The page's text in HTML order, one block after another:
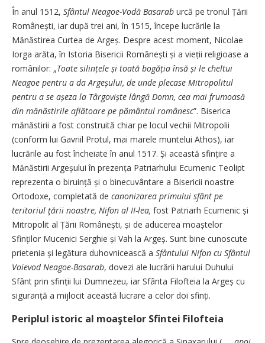
În anul 1512, Sfântul Nea­goe-Vodă Basarab urcă pe tronul Țării
Românești, iar după trei ani, în 1515, începe lucrările la
Mănăstirea Curtea de Argeș. Despre acest moment, Nicolae
Iorga arăta, în Istoria Bisericii Românești și a vieții religioase a
românilor: „Toate silințele și toată bogăția însă și le cheltui
Neagoe pentru a da Argeșului, de unde plecase Mitropolitul
pentru a se așeza la Târgoviște lângă Domn, cea mai frumoasă
din mănăstirile aflătoare pe pământul românesc”. Biserica
mănăstirii a fost construită chiar pe locul vechii Mitropolii
(conform lui Gavriil Protul, mai marele muntelui Athos), iar
lucrările au fost încheiate în anul 1517. Și această sfințire a
Mănăstirii Argeșului în prezența Patriarhului Ecumenic Teolipt
reprezenta o biruință și o binecuvântare a Bisericii noastre
Ortodoxe, completată de canonizarea primului sfânt pe
teritoriul ţării noastre, Nifon al II-lea, fost Patriarh Ecumenic și
Mitropolit al Țării Românești, și de aducerea moaștelor
Sfinților Mucenici Serghie și Vah la Argeș. Sunt bine cunoscute
prietenia și legătura duhovnicească a Sfântului Nifon cu Sfântul
Voievod Neagoe-Basarab, dovezi ale lucrării harului Duhului
Sfânt prin sfinții lui Dumnezeu, iar Sfânta Filofteia la Argeș cu
siguranță a mijlocit această lucrare a celor doi sfinți.
Periplul istoric al moaştelor Sfintei Filofteia